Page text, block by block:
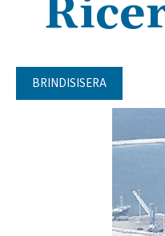
BRINDISISERA